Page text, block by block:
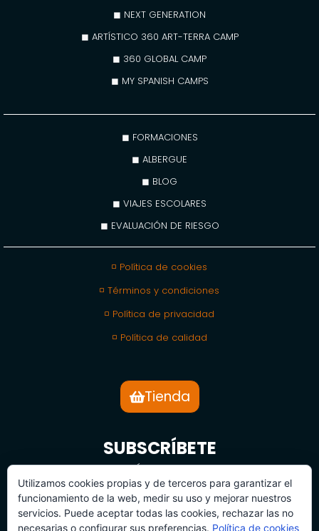
◼ NEXT GENERATION
◼ ARTÍSTICO 360 ART-TERRA CAMP
◼ 360 GLOBAL CAMP
◼ MY SPANISH CAMPS
◼ FORMACIONES
◼ ALBERGUE
◼ BLOG
◼ VIAJES ESCOLARES
◼ EVALUACIÓN DE RIESGO
◽ Política de cookies
◽ Términos y condiciones
◽ Política de privacidad
◽ Política de calidad
Tienda
SUBSCRÍBETE
BOLETÍN DE NOTICIAS
Utilizamos cookies propias y de terceros para garantizar el
funcionamiento de la web, medir su uso y mejorar nuestros
servicios. Puede aceptar todas las cookies, rechazar las no
necesarias o configurar sus preferencias. Política de cookies